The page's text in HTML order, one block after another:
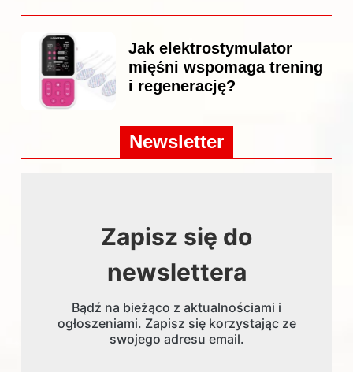
Jak elektrostymulator
mięśni wspomaga trening
i regenerację?
Newsletter
Zapisz się do
newslettera
Bądź na bieżąco z aktualnościami i
ogłoszeniami. Zapisz się korzystając ze
swojego adresu email.